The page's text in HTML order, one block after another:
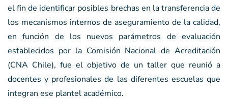
el fin de identificar posibles brechas en la transferencia de
los mecanismos internos de aseguramiento de la calidad,
en función de los nuevos parámetros de evaluación
establecidos por la Comisión Nacional de Acreditación
(CNA Chile), fue el objetivo de un taller que reunió a
docentes y profesionales de las diferentes escuelas que
integran ese plantel académico.